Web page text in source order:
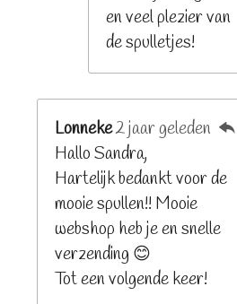
en veel plezier van
de spulletjes!
Lonneke2 jaar geleden
Hallo Sandra,
Hartelijk bedankt voor de
mooie spullen!! Mooie
webshop heb je en snelle
verzending 😊
Tot een volgende keer!